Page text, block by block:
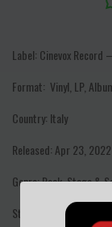
Label: Cinevox Record
Format: Vinyl, LP,
Country: Italy
Released: Apr 23, 2022
Genre:Rock, Stage &
Style:
Prog Rock,